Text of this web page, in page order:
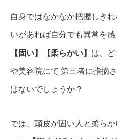
自身ではなかなか把握しきれ
いがあれば自分でも異常を
【固い】【柔らかい】 は、
や美容院にて 第三者に指摘
はないでしょうか？
では、頭皮が固い人と柔ら